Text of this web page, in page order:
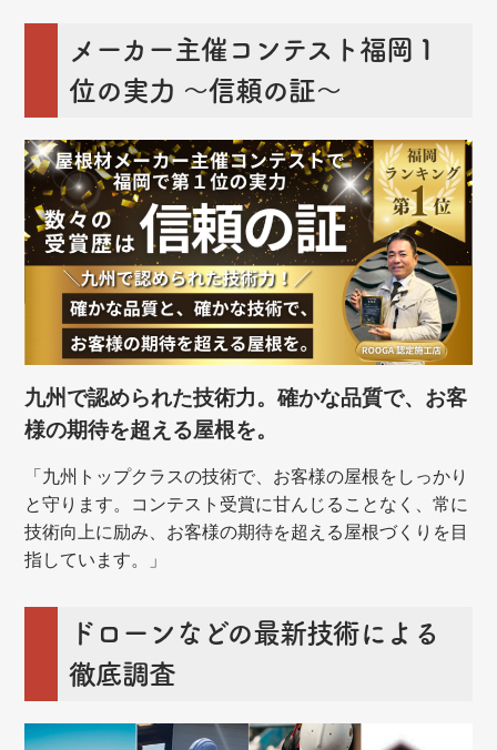
メーカー主催コンテスト福岡１
位の実力 ～信頼の証～
九州で認められた技術力。確かな品質で、お客
様の期待を超える屋根を。
「九州トップクラスの技術で、お客様の屋根をしっかり
と守ります。コンテスト受賞に甘んじることなく、常に
技術向上に励み、お客様の期待を超える屋根づくりを目
指しています。」
ドローンなどの最新技術による
徹底調査